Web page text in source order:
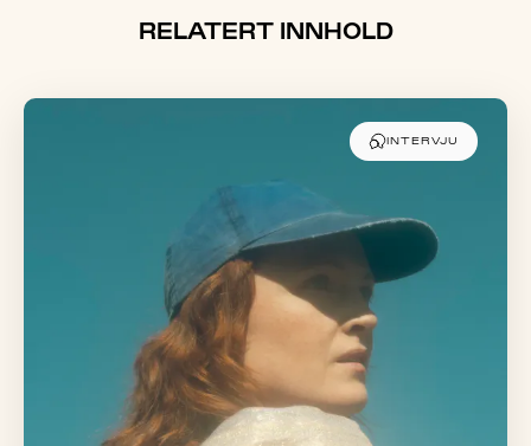
RELATERT INNHOLD
INTERVJU